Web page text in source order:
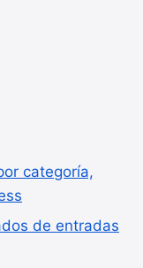
categoría,
de entradas